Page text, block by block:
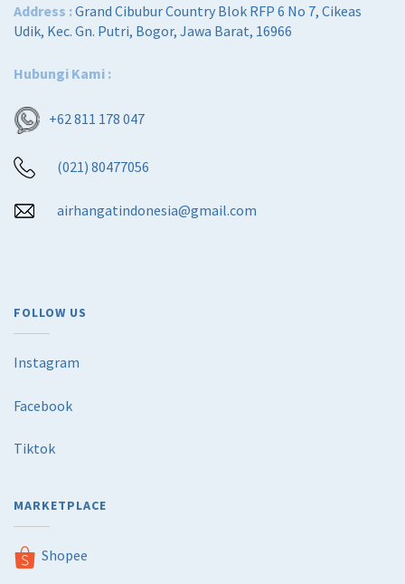
Address :Grand Cibubur Country Blok RFP 6 No 7, Cikeas
Udik, Kec. Gn. Putri, Bogor, Jawa Barat, 16966
Hubungi Kami :
+62 811 178 047
(021) 80477056
airhangatindonesia@gmail.com
FOLLOW US
Instagram
Facebook
Tiktok
MARKETPLACE
Shopee